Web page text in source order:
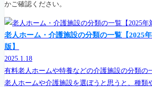
かご確認ください。
老人ホーム・介護施設の分類の一覧【2025
版】
2025.1.18
有料老人ホームや特養などの介護施設の分類の
老人ホームや介護施設を選ぼうと思うと、種類